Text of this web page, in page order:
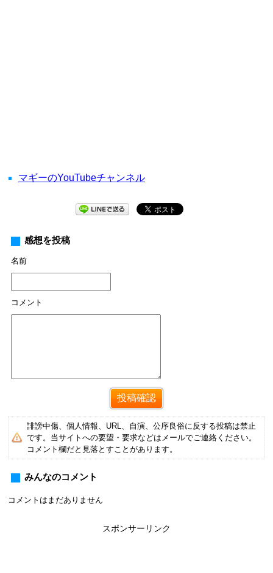
マギーのYouTubeチャンネル
感想を投稿
名前
コメント
誹謗中傷、個人情報、URL、自演、公序良俗に反する投稿は禁止
です。当サイトへの要望・要求などはメールでご連絡ください。
コメント欄だと見落とすことがあります。
みんなのコメント
コメントはまだありません
スポンサーリンク